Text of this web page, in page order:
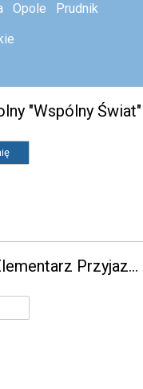
Opole
Prudnik
"Wspólny Świat"
Niepubliczne Przedszkole "Elementarz Przyjazny Rodzinie" w Namysłowie